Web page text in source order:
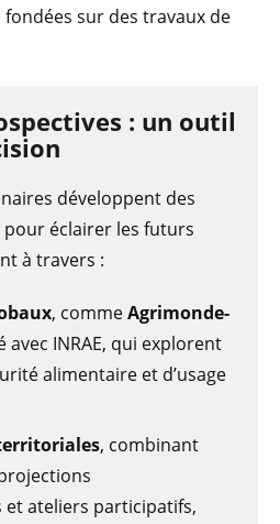
fondées sur des travaux de
: un outil
développent des
éclairer les futurs
à travers :
, commeAgrimonde-
avec INRAE, qui explorent
alimentaire et d’usage
, combinant
ateliers participatifs,